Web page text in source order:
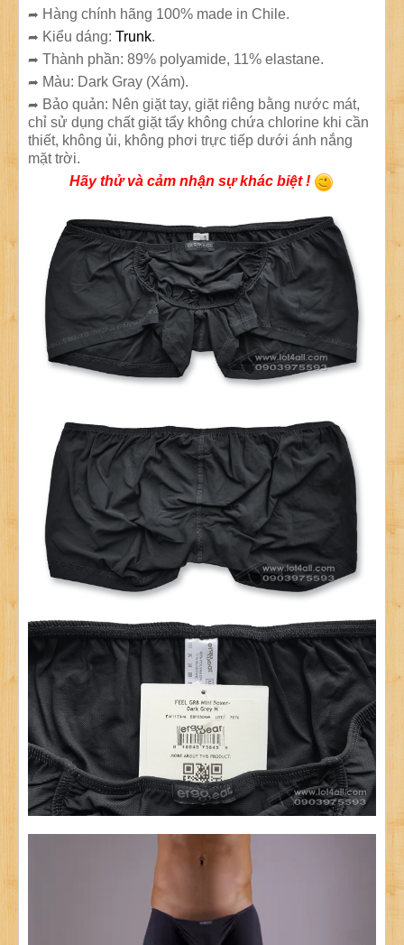
➦ Hàng chính hãng 100% made in Chile.
➦ Kiểu dáng: Trunk.
➦ Thành phần: 89% polyamide, 11% elastane.
➦ Màu: Dark Gray (Xám).
➦ Bảo quản: Nên giặt tay, giặt riêng bằng nước mát,
chỉ sử dụng chất giặt tẩy không chứa chlorine khi cần
thiết, không ủi, không phơi trực tiếp dưới ánh nắng
mặt trời.
Hãy thử và cảm nhận sự khác biệt !